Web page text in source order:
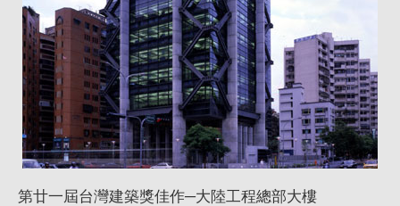
佳
作
─
大
陸
工
程
第廿一屆台灣建築獎佳作─大陸工程總部大樓